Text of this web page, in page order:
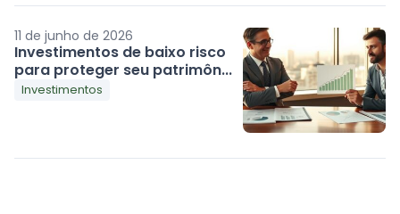
11 de junho de 2026
Investimentos de baixo risco
para proteger seu patrimôn...
Investimentos